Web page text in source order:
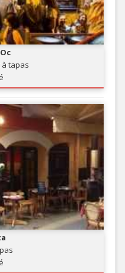
à tapas